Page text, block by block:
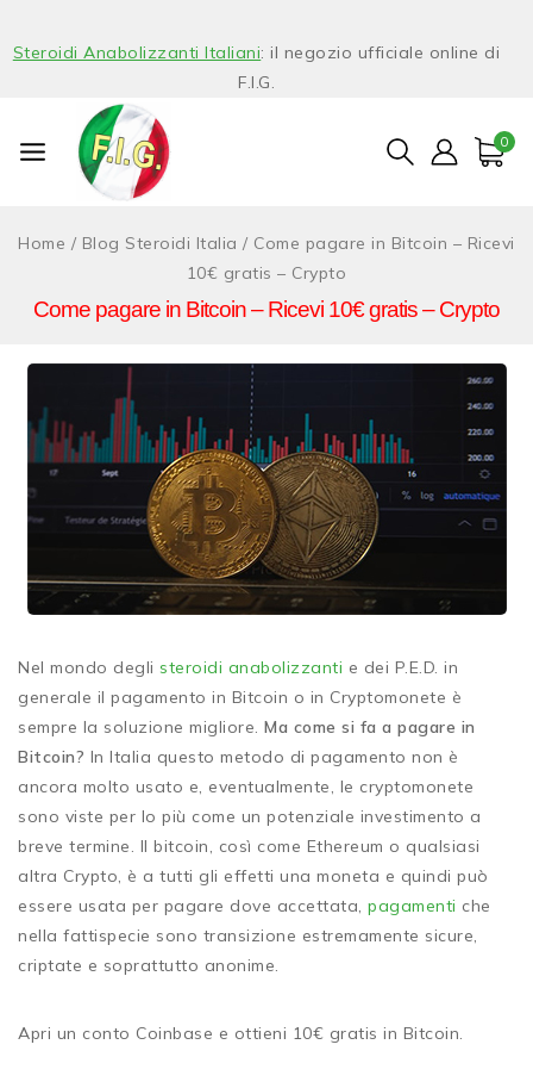
Steroidi Anabolizzanti Italiani: il negozio ufficiale online di
F.I.G.
0
Home / Blog Steroidi Italia / Come pagare in Bitcoin – Ricevi
10€ gratis – Crypto
Come pagare in Bitcoin – Ricevi 10€ gratis – Crypto
Nel mondo degli steroidi anabolizzanti e dei P.E.D. in
generale il pagamento in Bitcoin o in Cryptomonete è
sempre la soluzione migliore. Ma come si fa a pagare in
Bitcoin? In Italia questo metodo di pagamento non è
ancora molto usato e, eventualmente, le cryptomonete
sono viste per lo più come un potenziale investimento a
breve termine. Il bitcoin, così come Ethereum o qualsiasi
altra Crypto, è a tutti gli effetti una moneta e quindi può
essere usata per pagare dove accettata, pagamenti che
nella fattispecie sono transizione estremamente sicure,
criptate e soprattutto anonime.
Apri un conto Coinbase e ottieni 10€ gratis in Bitcoin.